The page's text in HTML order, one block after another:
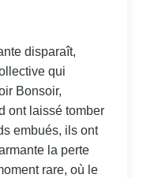
disparaît,
qui
Bonsoir,
ont laissé tomber
embués, ils ont
la perte
rare, où le